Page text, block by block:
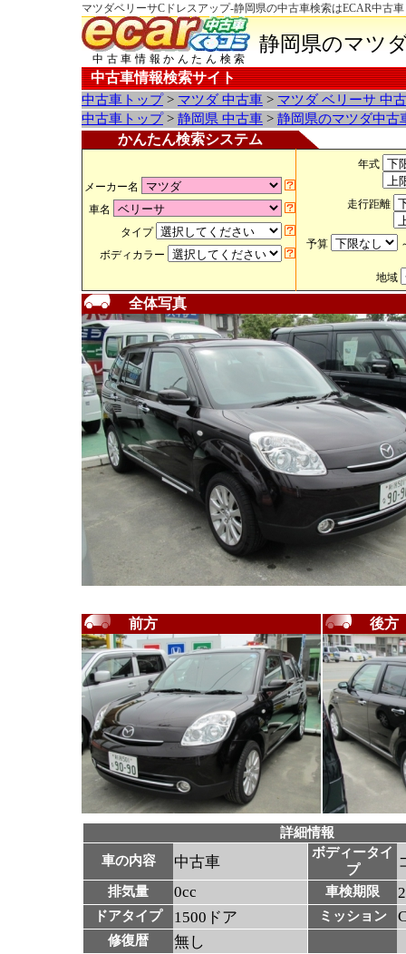
マツダベリーサCドレスアップ-静岡県の中古車検索はECAR中古
中古車情報かんたん検索
静岡県のマツ
中古車情報検索サイト
中古車トップ> マツダ 中古車 > マツダ ベリーサ 中
中古車トップ> 静岡県 中古車 > 静岡県のマツダ中古
かんたん検索システム
メーカー名
車名
タイプ
ボディカラー
年式
走行距離
予算
地域
全体写真
前方 後方
詳細情報
車の内容
中古車
ボディータイ
プ
排気量 0cc 車検期限
ドアタイプ 1500ドア ミッション
修復暦 無し